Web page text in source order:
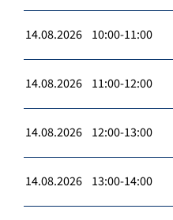
14.08.2026 10:00-11:00
14.08.2026 11:00-12:00
14.08.2026 12:00-13:00
14.08.2026 13:00-14:00